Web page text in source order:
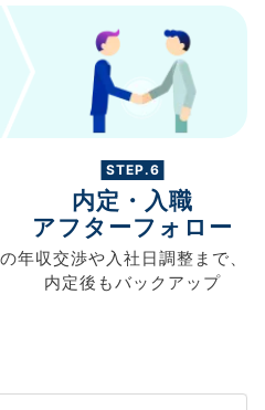
STEP.6
内定・入職
アフターフォロー
年収交渉や入社日調整まで、
内定後もバックアップ